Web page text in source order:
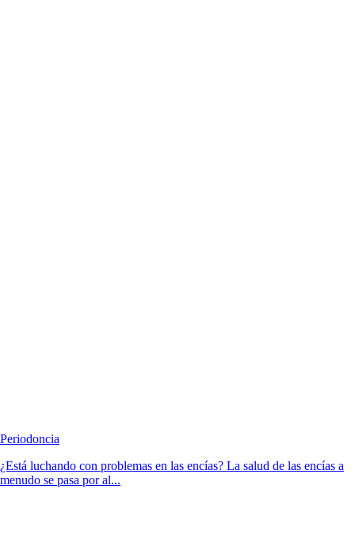
Periodoncia
¿Está luchando con problemas en las encías? La salud de las encías a
menudo se pasa por al...